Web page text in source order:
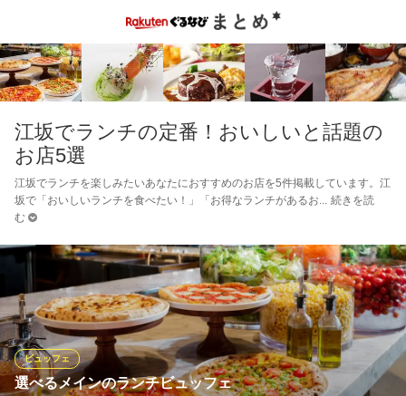
江坂でランチの定番！おいしいと話題の
お店5選
江坂でランチを楽しみたいあなたにおすすめのお店を5件掲載しています。江
坂で「おいしいランチを食べたい！」「お得なランチがあるお
続きを読
む
選べるメインのランチビュッフェ
ビュッフェ